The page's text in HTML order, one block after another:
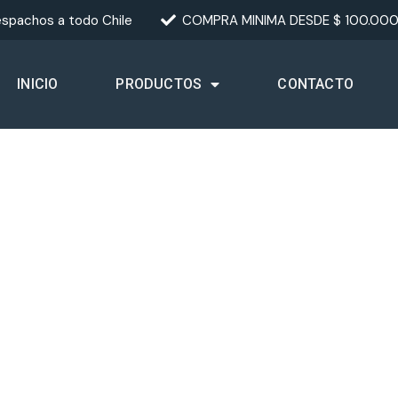
a todo Chile COMPRA MINIMA DESDE $
INICIO PRODUCTOS CONTACTO